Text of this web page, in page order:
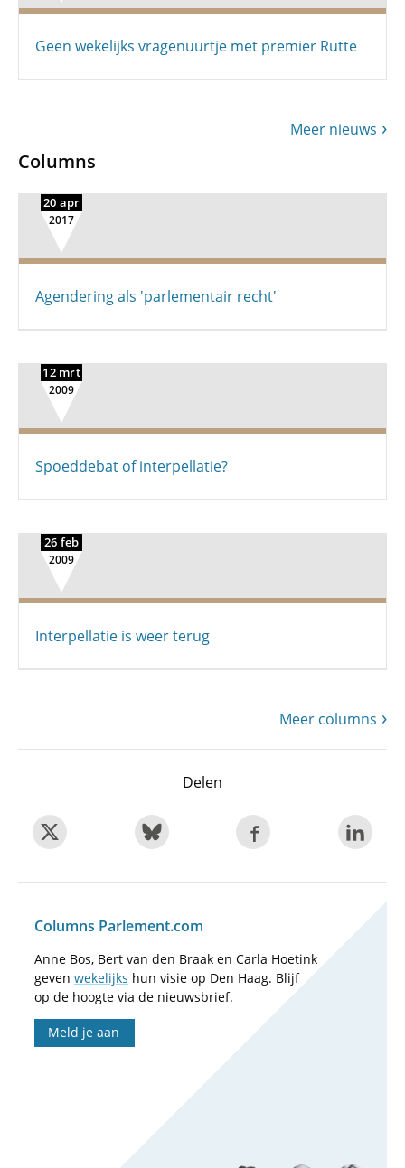
Geen wekelijks vragenuurtje met premier Rutte
Meer nieuws
Columns
20 apr
2017
Agendering als 'parlementair recht'
12 mrt
2009
Spoeddebat of interpellatie?
26 feb
2009
Interpellatie is weer terug
Meer columns
Delen
Columns Parlement.com
Anne Bos, Bert van den Braak en Carla Hoetink
geven wekelijks hun visie op Den Haag. Blijf
op de hoogte via de nieuwsbrief.
Meld je aan